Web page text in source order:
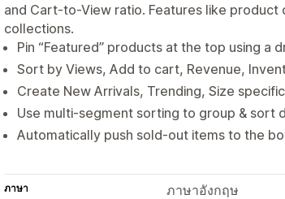
and Cart-to-View ratio. Features like
collections.
Pin “Featured” products at the top using
Sort by Views, Add to cart, Revenue,
Create New Arrivals, Trending, Size
Use multi-segment sorting to group & sort
Automatically push sold-out items to the
ภาษา
ภาษาอังกฤษ